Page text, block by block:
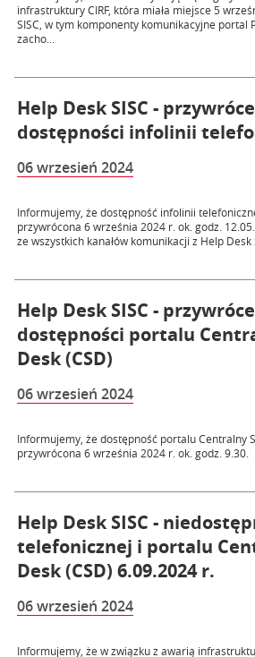
infrastruktury CIRF, która miała miejsce 5
SISC, w tym komponenty komunikacyjne portal
zacho...
Help Desk SISC -
dostępności infolinii
06 wrzesień 2024
Informujemy, że dostępność infolinii
przywrócona 6 września 2024 r. ok. godz.
ze wszystkich kanałów komunikacji z Help Desk
Help Desk SISC -
dostępności portalu
Desk (CSD)
06 wrzesień 2024
Informujemy, że dostępność portalu Centralny
przywrócona 6 września 2024 r. ok. godz. 9.30.
Help Desk SISC -
telefonicznej i portalu
Desk (CSD) 6.09.2024 r.
06 wrzesień 2024
Informujemy, że w związku z awarią